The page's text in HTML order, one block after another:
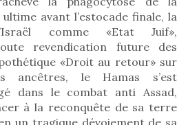
avant l’estocade finale, la
comme «Etat Juif»,
revendication future des
«Droit au retour» sur
le Hamas s’est
dans le combat anti Assad,
à la reconquête de sa terre
un tragique dévoiement de sa